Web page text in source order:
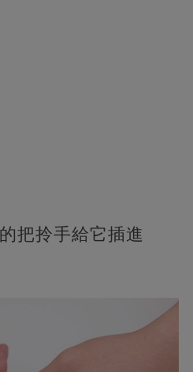
把拎手給它插進